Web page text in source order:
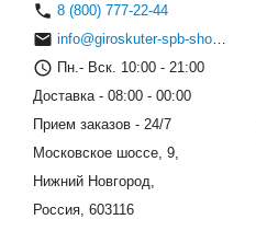
8 (800) 777-22-44
info@giroskuter-spb-shop.ru
Пн.- Вск. 10:00 - 21:00
Доставка - 08:00 - 00:00
Прием заказов - 24/7
Московское шоссе, 9,
Нижний Новгород,
Россия, 603116